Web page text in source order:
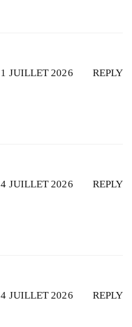
REPLY
1 JUILLET 2026
REPLY
4 JUILLET 2026
REPLY
4 JUILLET 2026